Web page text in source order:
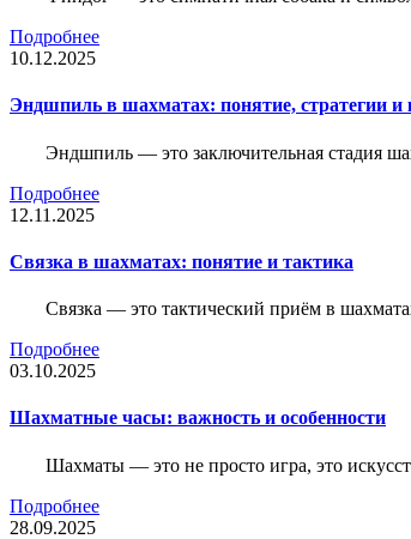
Подробнее
10.12.2025
Эндшпиль в шахматах: понятие, стратегии
Эндшпиль — это заключительная стадия
Подробнее
12.11.2025
Связка в шахматах: понятие и тактика
Связка — это тактический приём в
Подробнее
03.10.2025
Шахматные часы: важность и особенности
Шахматы — это не просто игра, это
Подробнее
28.09.2025